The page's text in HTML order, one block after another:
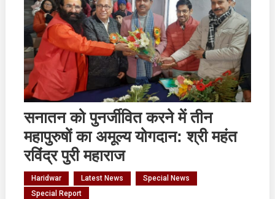
सनातन को पुनर्जीवित करने में तीन
महापुरुषों का अमूल्य योगदान: श्री महंत
रविंद्र पुरी महाराज
Haridwar Latest News
Special News
Special Report